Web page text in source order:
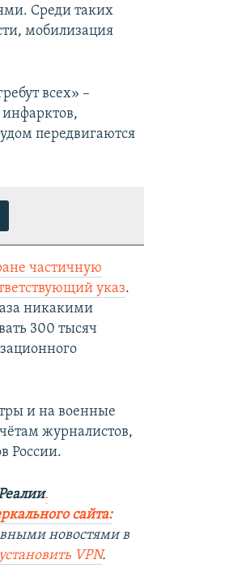
Среди таких
мобилизация
всех» –
передвигаются
частичную
указ.
никакими
300 тысяч
и на военные
журналистов,
России.
.
сайта:
новостями в
установить VPN.